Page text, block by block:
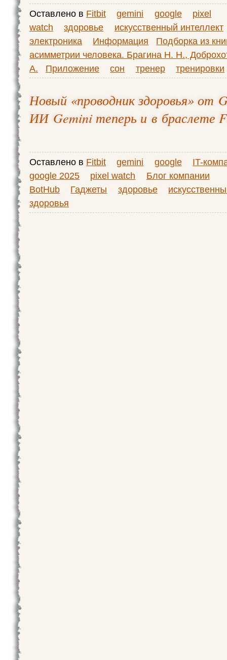
Оставлено в Fitbit gemini google
pixel
watch
здоровье
искусственный интеллект
электроника
Информация
Подборка из
асимметрии человека. Брагина Н. Н.,
А.
Приложение сон тренер тренировки
Новый «проводник здоровья» от
ИИ Gemini теперь и в браслете
Оставлено в Fitbit gemini google
IT-
google 2025
pixel watch
Блог компании
BotHub
Гаджеты здоровье
здоровья